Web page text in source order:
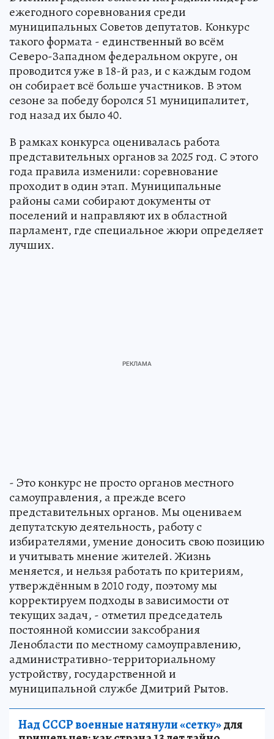
ежегодного соревнования среди
муниципальных Советов депутатов. Конкурс
такого формата - единственный во всём
Северо-Западном федеральном округе, он
проводится уже в 18-й раз, и с каждым годом
он собирает всё больше участников. В этом
сезоне за победу боролся 51 муниципалитет,
год назад их было 40.
В рамках конкурса оценивалась работа
представительных органов за 2025 год. С этого
года правила изменили: соревнование
проходит в один этап. Муниципальные
районы сами собирают документы от
поселений и направляют их в областной
парламент, где специальное жюри определяет
лучших.
- Это конкурс не просто органов местного
самоуправления, а прежде всего
представительных органов. Мы оцениваем
депутатскую деятельность, работу с
избирателями, умение доносить свою позицию
и учитывать мнение жителей. Жизнь
меняется, и нельзя работать по критериям,
утверждённым в 2010 году, поэтому мы
корректируем подходы в зависимости от
текущих задач, - отметил председатель
постоянной комиссии заксобрания
Ленобласти по местному самоуправлению,
административно-территориальному
устройству, государственной и
муниципальной службе Дмитрий Рытов.
Над СССР военные натянули «сетку»для